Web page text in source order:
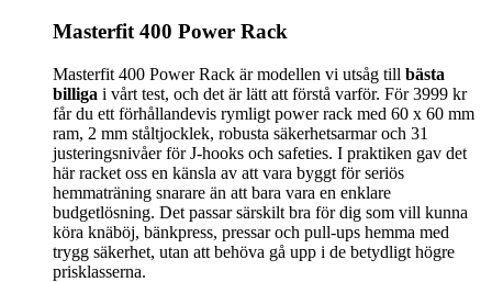
Masterfit 400 Power Rack
Masterfit 400 Power Rack är modellen vi utsåg till bästa
billiga i vårt test, och det är lätt att förstå varför. För 3999 kr
får du ett förhållandevis rymligt power rack med 60 x 60 mm
ram, 2 mm ståltjocklek, robusta säkerhetsarmar och 31
justeringsnivåer för J-hooks och safeties. I praktiken gav det
här racket oss en känsla av att vara byggt för seriös
hemmaträning snarare än att bara vara en enklare
budgetlösning. Det passar särskilt bra för dig som vill kunna
köra knäböj, bänkpress, pressar och pull-ups hemma med
trygg säkerhet, utan att behöva gå upp i de betydligt högre
prisklasserna.